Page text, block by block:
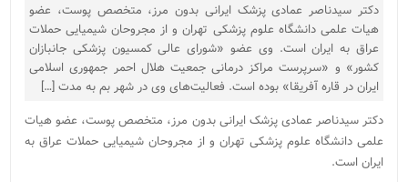
دکتر سیدناصر عمادی پزشک ایرانی بدون مرز، متخصص پوست، عضو
هیات علمی دانشگاه علوم پزشکی تهران و از مجروحان شیمیایی حملات
عراق به ایران است. وی عضو «شورای عالی کمسیون پزشکی جانبازان
کشور» و «سرپرست مراکز درمانی جمعیت هلال احمر جمهوری اسلامی
ایران در قاره آفریقا» بوده است. فعالیت‌های وی در شهر بم به مدت […]
دکتر سیدناصر عمادی پزشک ایرانی بدون مرز، متخصص پوست، عضو هیات
علمی دانشگاه علوم پزشکی تهران و از مجروحان شیمیایی حملات عراق به
ایران است.